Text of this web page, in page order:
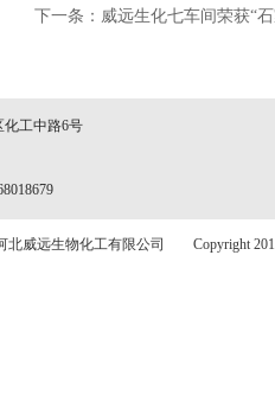
下一条： 威远生化七车间荣获“
工中路6号
北威远生物化工有限公司 Copyright